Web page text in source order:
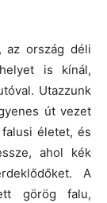
az ország déli
is kínál,
Utazzunk
út vezet
életet, és
ahol kék
A
görög falu,